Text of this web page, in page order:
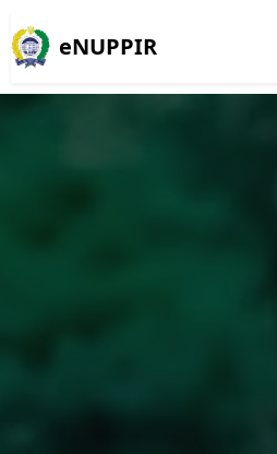
eNUPPIR